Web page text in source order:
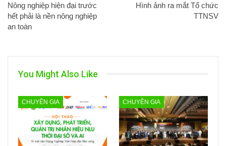
Nông nghiệp hiện đại trước
hết phải là nền nông nghiệp
an toàn
Hình ảnh ra mắt Tổ chức
TTNSV
You Might Also Like
CHUYÊN GIA CHUYÊN GIA